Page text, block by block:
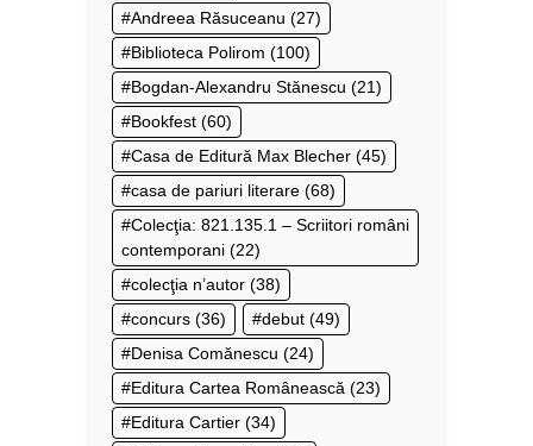
Andreea Răsuceanu (27)
Biblioteca Polirom (100)
Bogdan-Alexandru Stănescu (21)
Bookfest (60)
Casa de Editură Max Blecher (45)
casa de pariuri literare (68)
Colecţia: 821.135.1 – Scriitori români
contemporani (22)
colecţia n’autor (38)
concurs (36) debut (49)
Denisa Comănescu (24)
Editura Cartea Românească (23)
Editura Cartier (34)